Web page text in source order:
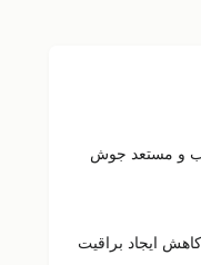
و مستعد جوش
ایجاد براقیت